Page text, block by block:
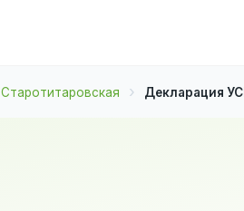
Старотитаровская Декларация